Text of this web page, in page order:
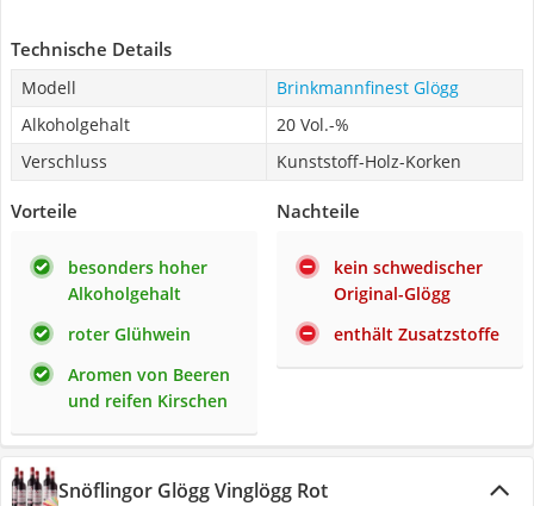
Technische Details
Modell
Brinkmannfinest Glögg
Alkoholgehalt
20 Vol.-%
Verschluss
Kunststoff-Holz-Korken
Vorteile
besonders hoher
Alkoholgehalt
roter Glühwein
Aromen von Beeren
und reifen Kirschen
Nachteile
kein schwedischer
Original-Glögg
enthält Zusatzstoffe
Snöflingor Glögg Vinglögg Rot